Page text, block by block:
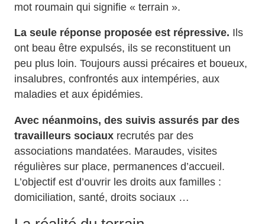
mot roumain qui signifie « terrain ».
La seule réponse proposée est répressive. Ils
ont beau être expulsés, ils se reconstituent un
peu plus loin. Toujours aussi précaires et boueux,
insalubres, confrontés aux intempéries, aux
maladies et aux épidémies.
Avec néanmoins, des suivis assurés par des
travailleurs sociaux recrutés par des
associations mandatées. Maraudes, visites
régulières sur place, permanences d’accueil.
L’objectif est d’ouvrir les droits aux familles :
domiciliation, santé, droits sociaux …